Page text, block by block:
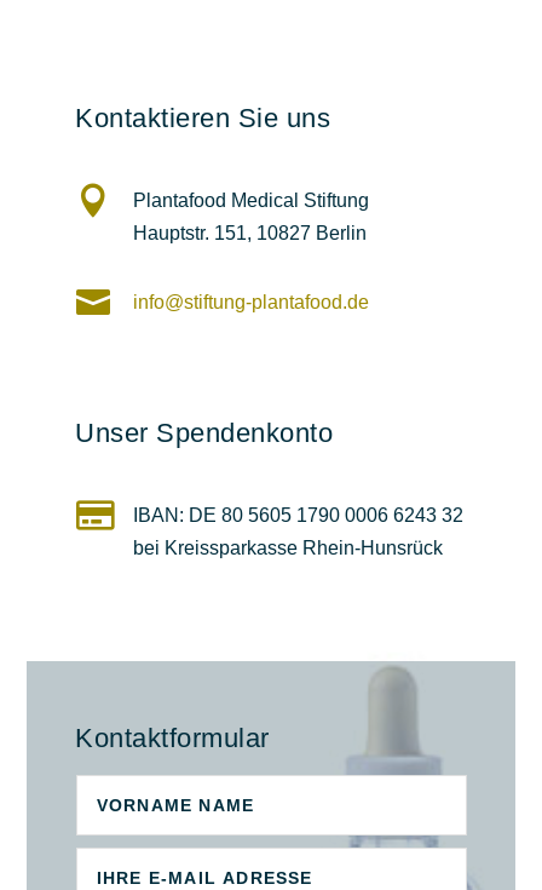
Kontaktieren Sie uns

Plantafood Medical Stiftung
Hauptstr. 151, 10827 Berlin
 info@stiftung-plantafood.de
Unser Spendenkonto

IBAN: DE 80 5605 1790 0006 6243 32
bei Kreissparkasse Rhein-Hunsrück
Kontaktformular